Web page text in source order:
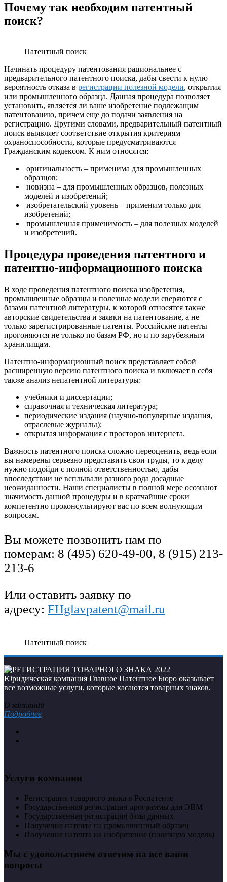
Почему так необходим патентный
поиск?
Патентный поиск
Начинать процедуру патентования рациональнее с
предварительного патентного поиска, дабы свести к нулю
вероятность отказа в регистрации полезной модели, открытия
или промышленного образца. Данная процедура позволяет
установить, является ли ваше изобретение подлежащим
патентованию, причем еще до подачи заявления на
регистрацию. Другими словами, предварительный патентный
поиск выявляет соответствие открытия критериям
охраноспособности, которые предусматриваются
Гражданским кодексом. К ним относятся:
оригинальность – применима для промышленных
образцов;
новизна – для промышленных образцов, полезных
моделей и изобретений;
изобретательский уровень – применим только для
изобретений;
промышленная применимость – для полезных моделей
и изобретений.
Процедура проведения патентного и
патентно-информационного поиска
В ходе проведения патентного поиска изобретения,
промышленные образцы и полезные модели сверяются с
базами патентной литературы, к которой относятся также
авторские свидетельства и заявки на патентование, а не
только зарегистрированные патенты. Российские патенты
прогоняются не только по базам РФ, но и по зарубежным
хранилищам.
Патентно-информационный поиск представляет собой
расширенную версию патентного поиска и включает в себя
также анализ непатентной литературы:
учебники и диссертации;
справочная и техническая литература;
периодические издания (научно-популярные издания,
отраслевые журналы);
открытая информация с просторов интернета.
Важность патентного поиска сложно переоценить, ведь если
вы намерены серьезно представить свои труды, то к делу
нужно подойди с полной ответственностью, дабы
впоследствии не всплывали разного рода досадные
неожиданности. Наши специалисты в полной мере осознают
значимость данной процедуры и в кратчайшие сроки
компетентно проконсультируют вас по всем волнующим
вопросам.
Вы можете позвонить нам по
номерам: 8 (495) 620-49-00, 8 (915) 213-
213-6
Или оставить заявку по
адресу: FHglavpatent@mail.ru
Патентный поиск
Юридическая компания Главное Патентное Бюро оказывает
все возможные услуги, которые касаются товарных знаков.
О компании
Подробнее
Услуги компании
Регистрация товарного знака в Роспатенте
Государственная регистрация программы для ЭВМ
Государственная регистрация базы данных
Получение патента на промышленный образец
Получение патента на изобретение (полезную модель)
Мы с удовольствием ответим на все ваши
вопросы